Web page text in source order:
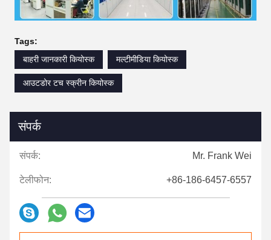
Tags:
बाहरी जानकारी कियोस्क
मल्टीमीडिया कियोस्क
आउटडोर टच स्क्रीन कियोस्क
संपर्क
संपर्क: Mr. Frank Wei
टेलीफोन: +86-186-6457-6557